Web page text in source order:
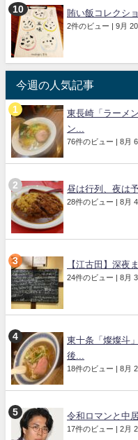
賄い飯コレクシ
2件のビュー | 9月
今週の人気記事
東長崎「ラーメ
ン...
76件のビュー | 8月
昼は行列、夜は
28件のビュー | 8月
【江古田】深夜
24件のビュー | 8月
東十条「燦燦斗
後...
18件のビュー | 8月
令和ロマンと中
17件のビュー | 2月